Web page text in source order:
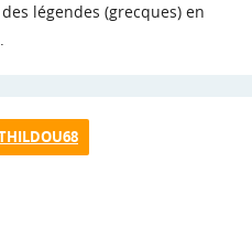
légendes (grecques) en